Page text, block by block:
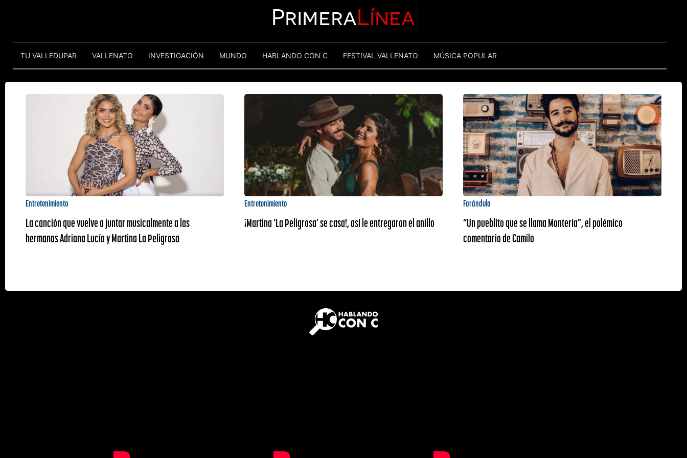
PrimeraLínea
TU VALLEDUPAR VALLENATO INVESTIGACIÓN MUNDO HABLANDO CON C FESTIVAL VALLENATO MÚSICA POPULAR
Entretenimiento
La canción que vuelve a juntar musicalmente a las
hermanas Adriana Lucía y Martina La Peligrosa
Entretenimiento
¡Martina ‘La Peligrosa’ se casa!, así le entregaron el anillo
Farándula
“Un pueblito que se llama Montería”, el polémico
comentario de Camilo